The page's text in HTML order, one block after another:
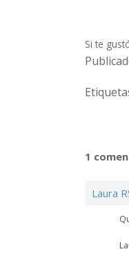
Si te
1
Laura